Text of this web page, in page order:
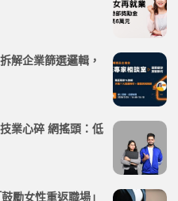
解企業篩選邏輯，
業心碎 網搖頭：低
勵女性重返職場」